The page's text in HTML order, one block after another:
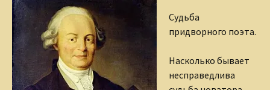
Судьба
придворного поэта.
Насколько бывает
несправедлива